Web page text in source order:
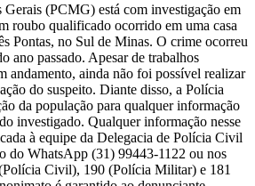
(PCMG) está com investigação em
roubo qualificado ocorrido em uma casa
Pontas, no Sul de Minas. O crime ocorreu
ano passado. Apesar de trabalhos
andamento, ainda não foi possível realizar
do suspeito. Diante disso, a Polícia
da população para qualquer informação
investigado. Qualquer informação nesse
à equipe da Delegacia de Polícia Civil
do WhatsApp (31) 99443-1122 ou nos
Civil), 190 (Polícia Militar) e 181